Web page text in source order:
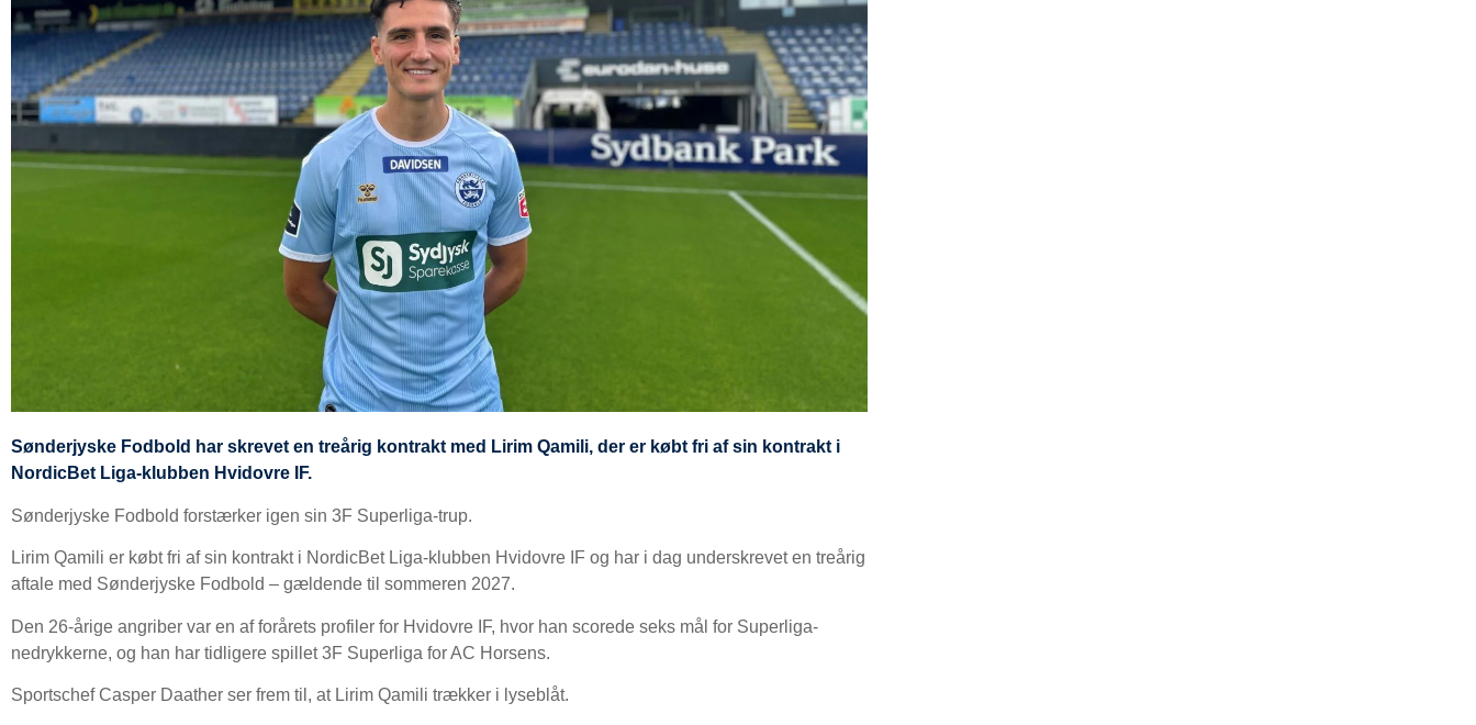
Sønderjyske Fodbold har skrevet en treårig kontrakt med Lirim Qamili, der er købt fri af sin kontrakt i
NordicBet Liga-klubben Hvidovre IF.
Sønderjyske Fodbold forstærker igen sin 3F Superliga-trup.
Lirim Qamili er købt fri af sin kontrakt i NordicBet Liga-klubben Hvidovre IF og har i dag underskrevet en treårig
aftale med Sønderjyske Fodbold – gældende til sommeren 2027.
Den 26-årige angriber var en af forårets profiler for Hvidovre IF, hvor han scorede seks mål for Superliga-
nedrykkerne, og han har tidligere spillet 3F Superliga for AC Horsens.
Sportschef Casper Daather ser frem til, at Lirim Qamili trækker i lyseblåt.